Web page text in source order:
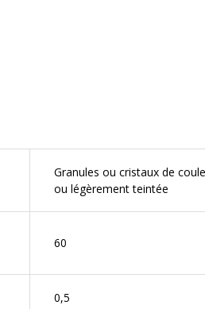
Granules ou cristaux de
ou légèrement teintée
60
0,5